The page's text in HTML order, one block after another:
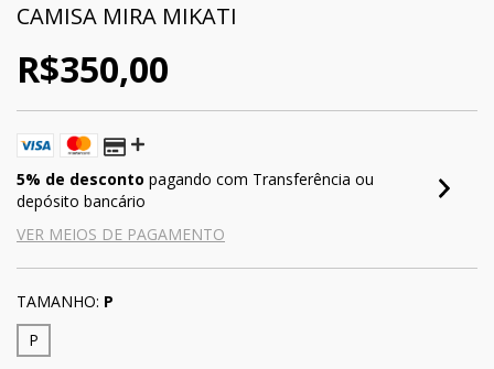
CAMISA MIRA MIKATI
R$350,00
5% de desconto pagando com Transferência ou
depósito bancário
VER MEIOS DE PAGAMENTO
TAMANHO: P
P